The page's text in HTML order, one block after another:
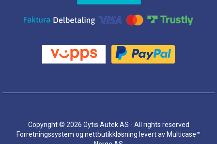
Copyright © 2026 Gytis Autek AS - All rights reserved
Forretningssystem og nettbutikkløsning levert av Multicase™